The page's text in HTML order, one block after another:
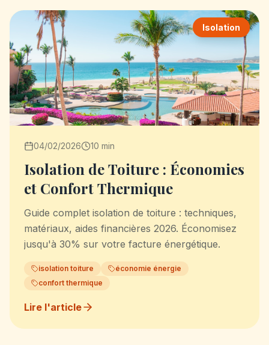
Isolation
04/02/2026 10 min
Isolation de Toiture : Économies
et Confort Thermique
Guide complet isolation de toiture : techniques,
matériaux, aides financières 2026. Économisez
jusqu'à 30% sur votre facture énergétique.
isolation toiture
économie énergie
confort thermique
Lire l'article